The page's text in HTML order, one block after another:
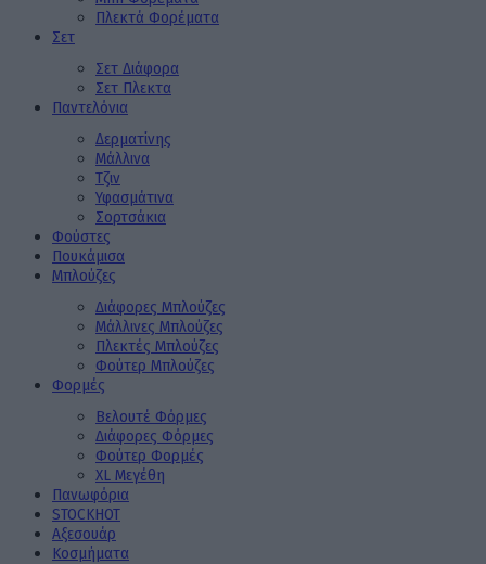
Πλεκτά Φορέματα
Σετ
Σετ Διάφορα
Σετ Πλεκτα
Παντελόνια
Δερματίνης
Μάλλινα
Τζιν
Υφασμάτινα
Σορτσάκια
Φούστες
Πουκάμισα
Μπλούζες
Διάφορες Μπλούζες
Μάλλινες Μπλούζες
Πλεκτές Μπλούζες
Φούτερ Μπλούζες
Φορμές
Βελουτέ Φόρμες
Διάφορες Φόρμες
Φούτερ Φορμές
XL Μεγέθη
Πανωφόρια
STOCKΗΟΤ
Aξεσουάρ
Κοσμήματα